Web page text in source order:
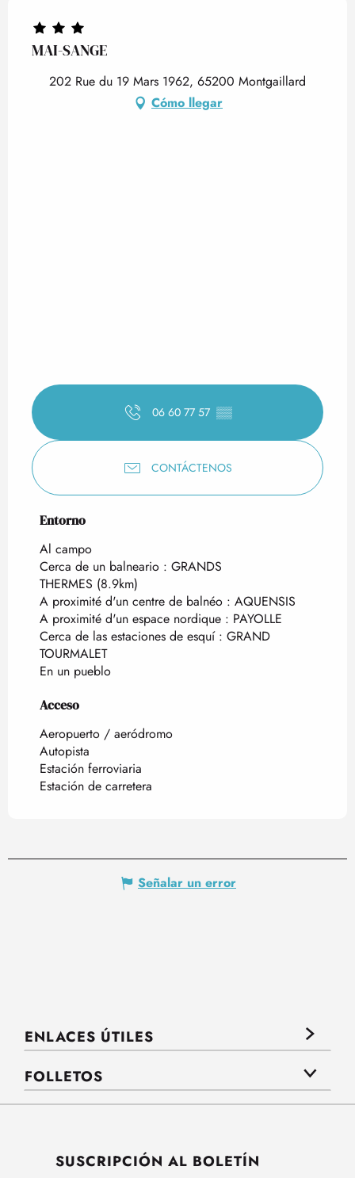
MAI-SANGE
202 Rue du 19 Mars 1962, 65200 Montgaillard
Cómo llegar
06 60 77 57 ▒▒
CONTÁCTENOS
Entorno
Entorno
Al campo
Cerca de un balneario : GRANDS
THERMES (8.9km)
A proximité d'un centre de balnéo : AQUENSIS
A proximité d'un espace nordique : PAYOLLE
Cerca de las estaciones de esquí : GRAND
TOURMALET
En un pueblo
Acceso
Acceso
Aeropuerto / aeródromo
Autopista
Estación ferroviaria
Estación de carretera
Señalar un error
ENLACES ÚTILES
FOLLETOS
SUSCRIPCIÓN AL BOLETÍN